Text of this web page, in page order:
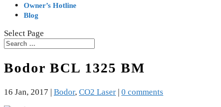
Owner’s Hotline
Blog
Select Page
Bodor BCL 1325 BM
16 Jan, 2017 Bodor, CO2 Laser 0 comments